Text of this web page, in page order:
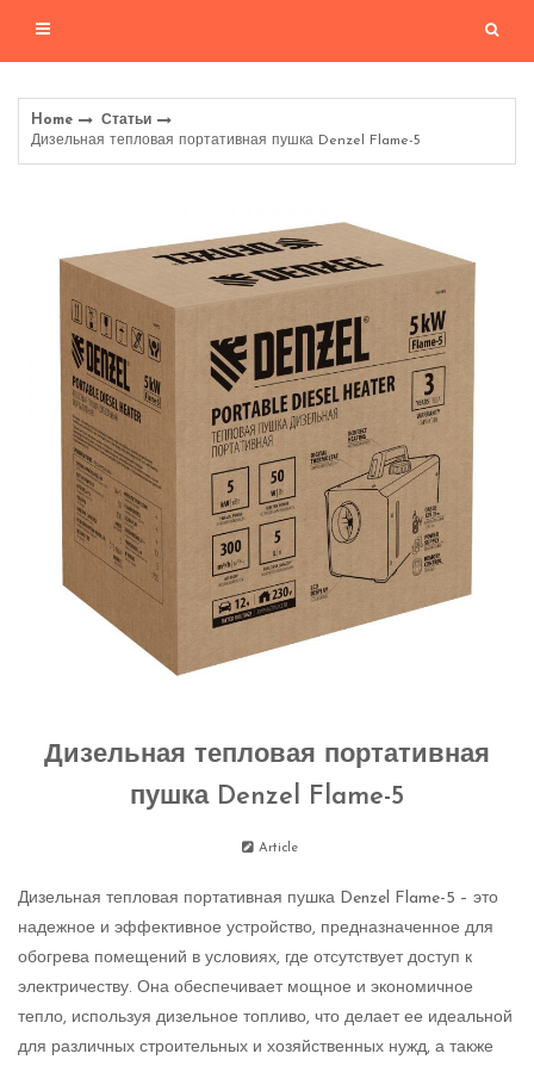
Home
Статьи
Дизельная тепловая портативная пушка Denzel Flame-5
Дизельная тепловая портативная
пушка Denzel Flame-5
Article
Дизельная тепловая портативная пушка Denzel Flame-5 – это
надежное и эффективное устройство, предназначенное для
обогрева помещений в условиях, где отсутствует доступ к
электричеству. Она обеспечивает мощное и экономичное
тепло, используя дизельное топливо, что делает ее идеальной
для различных строительных и хозяйственных нужд, а также